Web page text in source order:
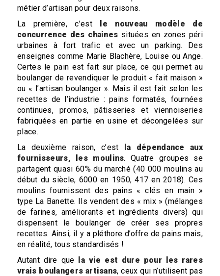
métier d’artisan pour deux raisons.
La première, c’est
le nouveau modèle de
concurrence des chaines situées en zones péri
urbaines à fort trafic et avec un parking. Des
enseignes comme Marie Blachère, Louise ou Ange.
Certes le pain est fait sur place, ce qui permet au
boulanger de revendiquer le produit « fait maison »
ou « l’artisan boulanger ». Mais il est fait selon les
recettes de l’industrie : pains formatés, fournées
continues, promos, pâtisseries et viennoiseries
fabriquées en partie en usine et décongelées sur
place.
La deuxième raison, c’est
la dépendance aux
fournisseurs, les moulins. Quatre groupes se
partagent quasi 60% du marché (40 000 moulins au
début du siècle, 6000 en 1950, 417 en 2018). Ces
moulins fournissent des pains « clés en main »
type La Banette. Ils vendent des « mix » (mélanges
de farines, améliorants et ingrédients divers) qui
dispensent le boulanger de créer ses propres
recettes. Ainsi, il y a pléthore d’offre de pains mais,
en réalité, tous standardisés !
Autant dire que
la vie est dure pour les rares
vrais boulangers artisans, ceux qui n’utilisent pas